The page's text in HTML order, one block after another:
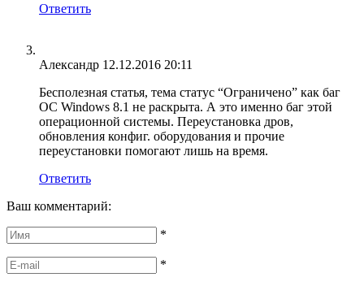
Ответить
Александр 12.12.2016 20:11
Бесполезная статья, тема статус “Ограничено” как баг
ОС Windows 8.1 не раскрыта. А это именно баг этой
операционной системы. Переустановка дров,
обновления конфиг. оборудования и прочие
переустановки помогают лишь на время.
Ответить
Ваш комментарий:
*
*